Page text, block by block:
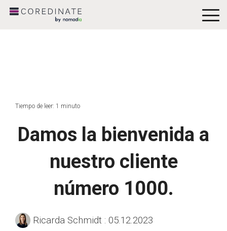
Tiempo de leer: 1 minuto
Damos la bienvenida a
nuestro cliente
número 1000.
Ricarda Schmidt : 05.12.2023